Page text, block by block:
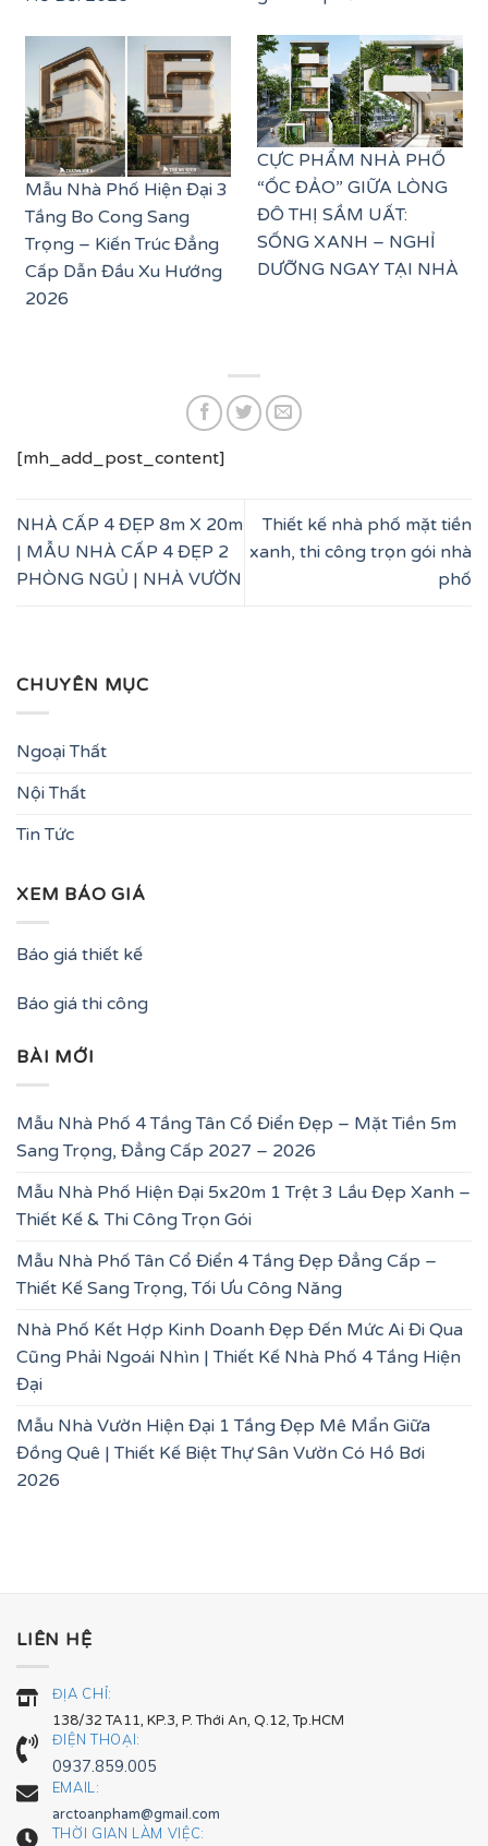
Mẫu Nhà Phố Hiện Đại 3
Tầng Bo Cong Sang
Trọng – Kiến Trúc Đẳng
Cấp Dẫn Đầu Xu Hướng
2026
CỰC PHẨM NHÀ PHỐ
“ỐC ĐẢO” GIỮA LÒNG
ĐÔ THỊ SẦM UẤT:
SỐNG XANH – NGHỈ
DƯỠNG NGAY TẠI NHÀ
[mh_add_post_content]
NHÀ CẤP 4 ĐẸP 8m X 20m
| MẪU NHÀ CẤP 4 ĐẸP 2
PHÒNG NGỦ | NHÀ VƯỜN
Thiết kế nhà phố mặt tiền
xanh, thi công trọn gói nhà
phố
CHUYÊN MỤC
Ngoại Thất
Nội Thất
Tin Tức
XEM BÁO GIÁ
Báo giá thiết kế
Báo giá thi công
BÀI MỚI
Mẫu Nhà Phố 4 Tầng Tân Cổ Điển Đẹp – Mặt Tiền 5m
Sang Trọng, Đẳng Cấp 2027 – 2026
Mẫu Nhà Phố Hiện Đại 5x20m 1 Trệt 3 Lầu Đẹp Xanh –
Thiết Kế & Thi Công Trọn Gói
Mẫu Nhà Phố Tân Cổ Điển 4 Tầng Đẹp Đẳng Cấp –
Thiết Kế Sang Trọng, Tối Ưu Công Năng
Nhà Phố Kết Hợp Kinh Doanh Đẹp Đến Mức Ai Đi Qua
Cũng Phải Ngoái Nhìn | Thiết Kế Nhà Phố 4 Tầng Hiện
Đại
Mẫu Nhà Vườn Hiện Đại 1 Tầng Đẹp Mê Mẩn Giữa
Đồng Quê | Thiết Kế Biệt Thự Sân Vườn Có Hồ Bơi
2026
LIÊN HỆ
ĐỊA CHỈ:
138/32 TA11, KP.3, P. Thới An, Q.12, Tp.HCM
ĐIỆN THOẠI:
0937.859.005
EMAIL:
arctoanpham@gmail.com
THỜI GIAN LÀM VIỆC: